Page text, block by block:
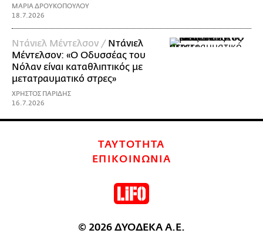
ΜΑΡΙΑ ΔΡΟΥΚΟΠΟΥΛΟΥ
18.7.2026
Ντάνιελ Μέντελσον / Ντάνιελ
Μέντελσον: «Ο Οδυσσέας του
Νόλαν είναι καταθλιπτικός με
μετατραυματικό στρες»
ΧΡΗΣΤΟΣ ΠΑΡΙΔΗΣ
16.7.2026
ΤΑΥΤΟΤΗΤΑ
ΕΠΙΚΟΙΝΩΝΙΑ
© 2026 ΔΥΟΔΕΚΑ Α.Ε.